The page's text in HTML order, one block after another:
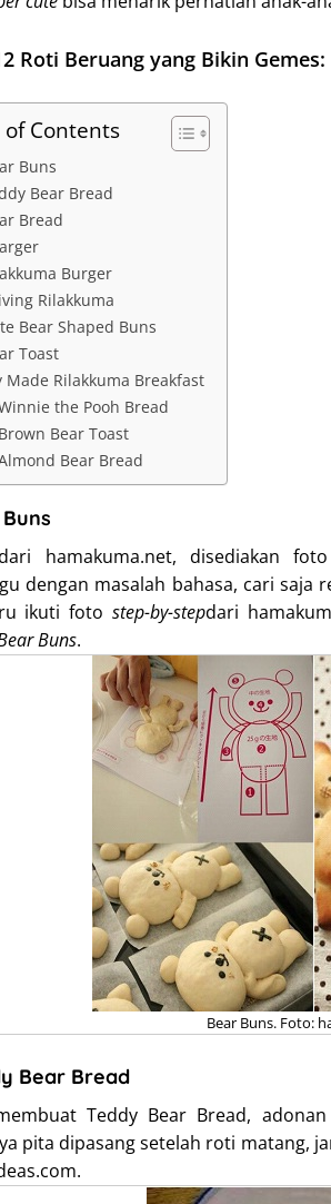
Roti Beruang yang Bikin Gemes:
of Contents
Buns
Bear Bread
Bread
Burger
Rilakkuma
Bear Shaped Buns
Toast
Made Rilakkuma Breakfast
the Pooh Bread
Bear Toast
Bear Bread
hamakuma.net, disediakan foto
dengan masalah bahasa, cari
ikuti foto step-by-stepdari
Buns.
Bear Buns. Foto:
Bear Bread
Teddy Bear Bread,
pita dipasang setelah roti matang,